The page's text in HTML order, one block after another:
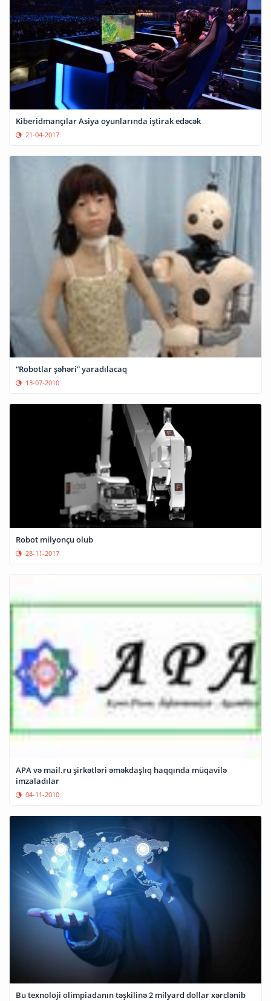
Kiberidmançılar Asiya oyunlarında iştirak edəcək
21-04-2017
“Robotlar şəhəri” yaradılacaq
13-07-2010
Robot milyonçu olub
28-11-2017
APA və mail.ru şirkətləri əməkdaşlıq haqqında müqavilə
imzaladılar
04-11-2010
Bu texnoloji olimpiadanın təşkilinə 2 milyard dollar xərclənib